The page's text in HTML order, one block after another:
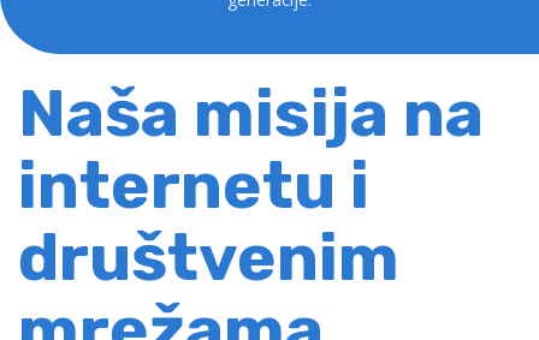
Naša misija na
internetu i
društvenim